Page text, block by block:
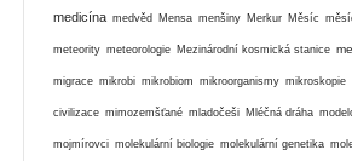
medicína medvěd Mensa menšiny Merkur Měsíc
meteority meteorologie Mezinárodní kosmická stanice
migrace mikrobi mikrobiom mikroorganismy mikroskopie
civilizace mimozemšťané mladočeši Mléčná dráha
mojmírovci molekulární biologie molekulární genetika